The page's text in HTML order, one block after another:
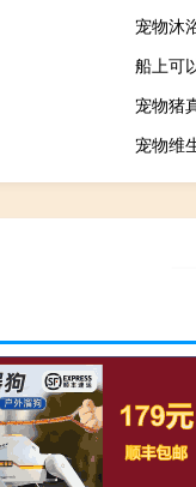
宠物沐
船上可
宠物猪
宠物维